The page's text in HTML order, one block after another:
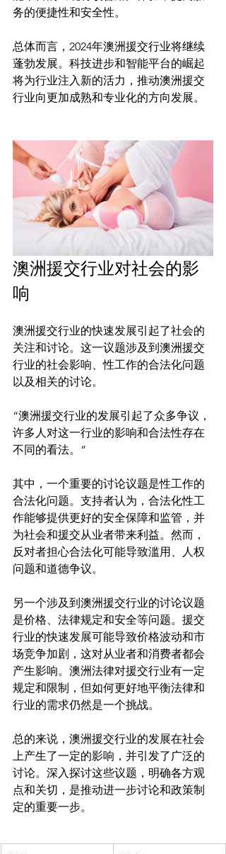
务的便捷性和安全性。
总体而言，2024年澳洲援交行业将继续
蓬勃发展。科技进步和智能平台的崛起
将为行业注入新的活力，推动澳洲援交
行业向更加成熟和专业化的方向发展。
澳洲援交行业对社会的影
响
澳洲援交行业的快速发展引起了社会的
关注和讨论。这一议题涉及到澳洲援交
行业的社会影响、性工作的合法化问题
“澳洲援交行业的发展引起了众多争议，
许多人对这一行业的影响和合法性存在
不同的看法。”
其中，一个重要的讨论议题是性工作的
合法化问题。支持者认为，合法化性工
作能够提供更好的安全保障和监管，并
为社会和援交从业者带来利益。然而，
反对者担心合法化可能导致滥用、人权
问题和道德争议。
另一个涉及到澳洲援交行业的讨论议题
是价格、法律规定和安全等问题。援交
行业的快速发展可能导致价格波动和市
场竞争加剧，这对从业者和消费者都会
产生影响。澳洲法律对援交行业有一定
规定和限制，但如何更好地平衡法律和
行业的需求仍然是一个挑战。
总的来说，澳洲援交行业的发展在社会
上产生了一定的影响，并引发了广泛的
讨论。深入探讨这些议题，明确各方观
点和关切，是推动进一步讨论和政策制